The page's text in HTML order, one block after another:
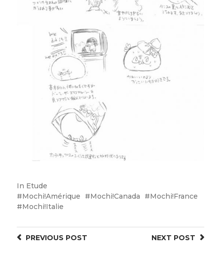
In Etude
Mochi!Amérique
Mochi!Canada
Mochi!France
Mochi!Italie
NEXT POST
PREVIOUS POST